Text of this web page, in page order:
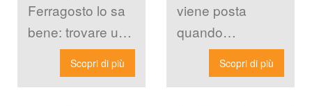
Ferragosto lo sa
bene: trovare un
posto dove
passare il 15
Scopri di più
viene posta
quando
un’azienda inizia
a pensare a un
Scopri di più